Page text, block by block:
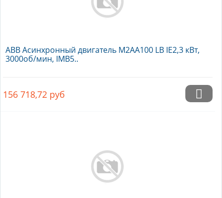
ABB Асинхронный двигатель M2AA100 LB IE2,3 кВт,
3000об/мин, IMB5..
156 718,72 руб